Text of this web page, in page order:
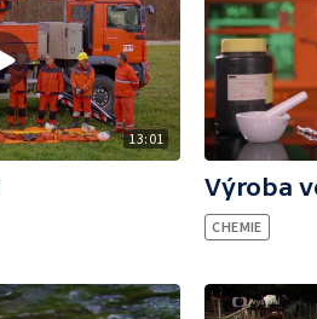
13:01
Výroba
CHEMIE